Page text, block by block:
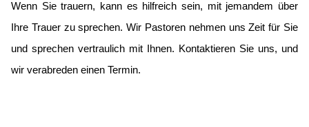
Wenn Sie trauern, kann es hilfreich sein, mit jemandem über
Ihre Trauer zu sprechen. Wir Pastoren nehmen uns Zeit für Sie
und sprechen vertraulich mit Ihnen. Kontaktieren Sie uns, und
wir verabreden einen Termin.